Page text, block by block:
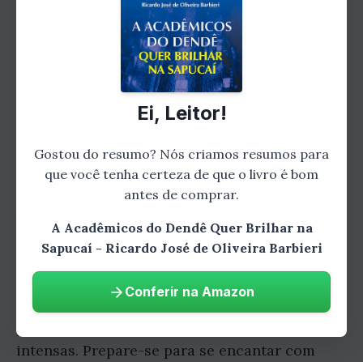
profissionais que se dedicam intensamente
para garantir um espetáculo emocionante.
Cada história pessoal revelará os sonhos, as
superações e as paixões que movem esses
artistas, tornando-os verdadeiros heróis do
Capítulo 4: O Enredo da Vitória Aqui
desvendaremos o enredo escolhido pela
O autor nos levará por uma viagem imaginária
através das ideias e inspirações que compõem
o tema do desfile. Seremos transportados para
cenários exuberantes, conheceremos
personagens históricos e viveremos emoções
intensas. Prepare-se para se encantar com
Ei, Leitor!
Gostou do resumo? Nós criamos resumos para
que você tenha certeza de que o livro é bom
antes de comprar.
A Acadêmicos do Dendê Quer Brilhar na
Sapucaí - Ricardo José de Oliveira Barbieri
Conferir na Amazon